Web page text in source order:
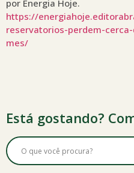
por Energia Hoje.
https://
reservatorios-perdem-
mes/
Está gostando?